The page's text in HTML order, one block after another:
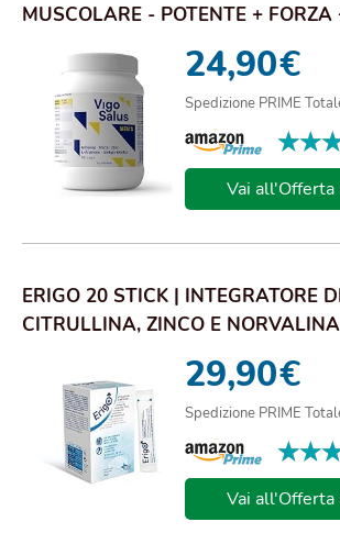
MUSCOLARE - POTENTE +
24,90€
Spedizione PRIME
Vai all'Offerta
ERIGO 20 STICK | INTEGRATORE
CITRULLINA, ZINCO E
29,90€
Spedizione PRIME
Vai all'Offerta